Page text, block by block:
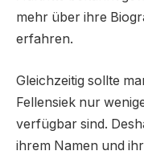
mehr über ihre
erfahren.
Gleichzeitig sollte
Fellensiek nur
verfügbar sind.
ihrem Namen und